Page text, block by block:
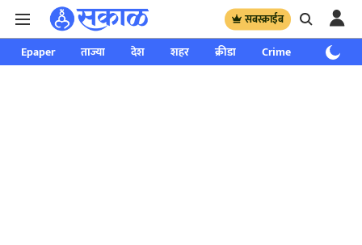
सबस्क्राईब
Epaper ताज्या देश शहर क्रीडा Crime साप्ताहिक